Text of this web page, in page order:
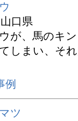
口県
が、馬のキ
しまい、そ
例
ツ